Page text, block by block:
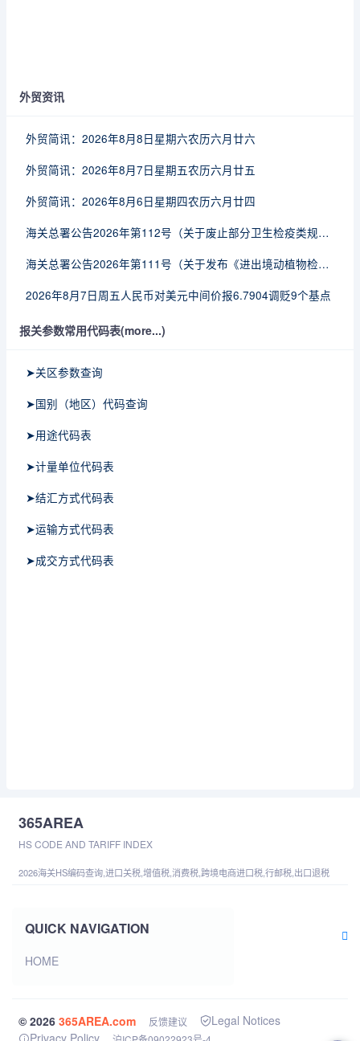
外贸资讯
外贸简讯：2026年8月8日星期六农历六月廿六
外贸简讯：2026年8月7日星期五农历六月廿五
外贸简讯：2026年8月6日星期四农历六月廿四
海关总署公告2026年第112号（关于废止部分卫生检疫类规范性文件的公告）
海关总署公告2026年第111号（关于发布《进出境动植物检疫处理监督管理工作规定》《进出境卫生处理监督管理工作规定》的公告）
2026年8月7日周五人民币对美元中间价报6.7904调贬9个基点
报关参数常用代码表(more...)
➤关区参数查询
➤国别（地区）代码查询
➤用途代码表
➤计量单位代码表
➤结汇方式代码表
➤运输方式代码表
➤成交方式代码表
365AREA
HS CODE AND TARIFF INDEX
2026海关HS编码查询,进口关税,增值税,消费税,跨境电商进口税,行邮税,出口退税
QUICK NAVIGATION
HOME
© 2026 365AREA.com 反馈建议
Legal Notices
Privacy Policy